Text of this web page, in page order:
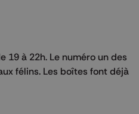
19 à 22h. Le numéro un des
félins. Les boîtes font déjà